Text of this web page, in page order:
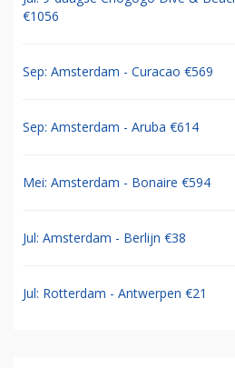
€1056
Sep: Amsterdam - Curacao €569
Sep: Amsterdam - Aruba €614
Mei: Amsterdam - Bonaire €594
Jul: Amsterdam - Berlijn €38
Jul: Rotterdam - Antwerpen €21